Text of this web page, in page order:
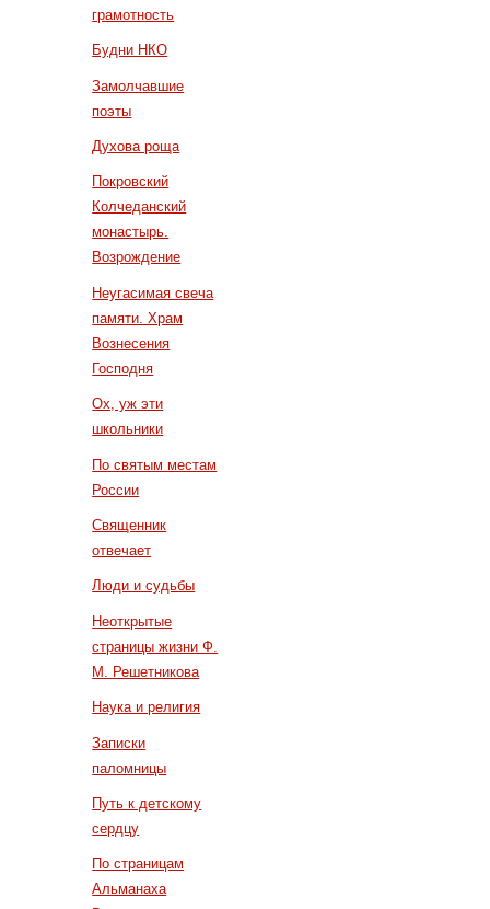
грамотность
Будни НКО
Замолчавшие
поэты
Духова роща
Покровский
Колчеданский
монастырь.
Возрождение
Неугасимая свеча
памяти. Храм
Вознесения
Господня
Ох, уж эти
школьники
По святым местам
России
Священник
отвечает
Люди и судьбы
Неоткрытые
страницы жизни Ф.
М. Решетникова
Наука и религия
Записки
паломницы
Путь к детскому
сердцу
По страницам
Альманаха